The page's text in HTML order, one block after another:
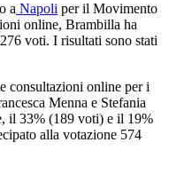
a Napoli per il Movimento
online, Brambilla ha
voti. I risultati sono stati
consultazioni online per i
Menna e Stefania
il 33% (189 voti) e il 19%
alla votazione 574